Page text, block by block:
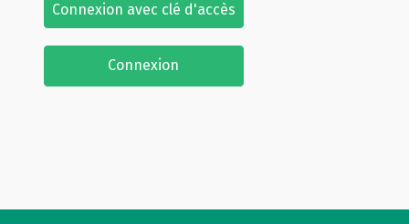
Connexion avec clé d'accès
Connexion